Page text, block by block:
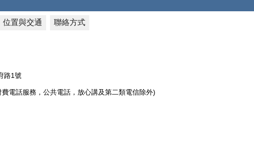
位置與交通 聯絡方式
路1號
電話服務，公共電話，放心講及第二類電信除外)